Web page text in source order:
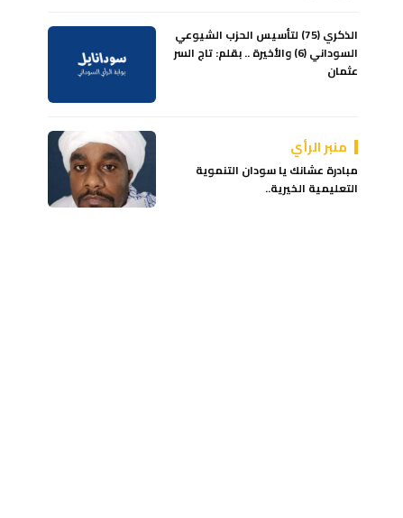
الذكري (75) لتأسيس الحزب الشيوعي
السوداني (6) والأخيرة .. بقلم: تاج السر
عثمان
منبر الرأي
مبادرة عشانك يا سودان التنموية
التعليمية الخيرية..